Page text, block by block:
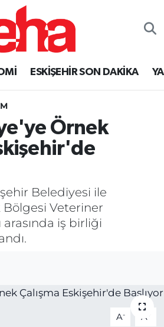
ESKİŞEHİR SON DAKİKA
Örnek
Belediyesi ile
Bölgesi Veteriner
iş birliği
A- A +